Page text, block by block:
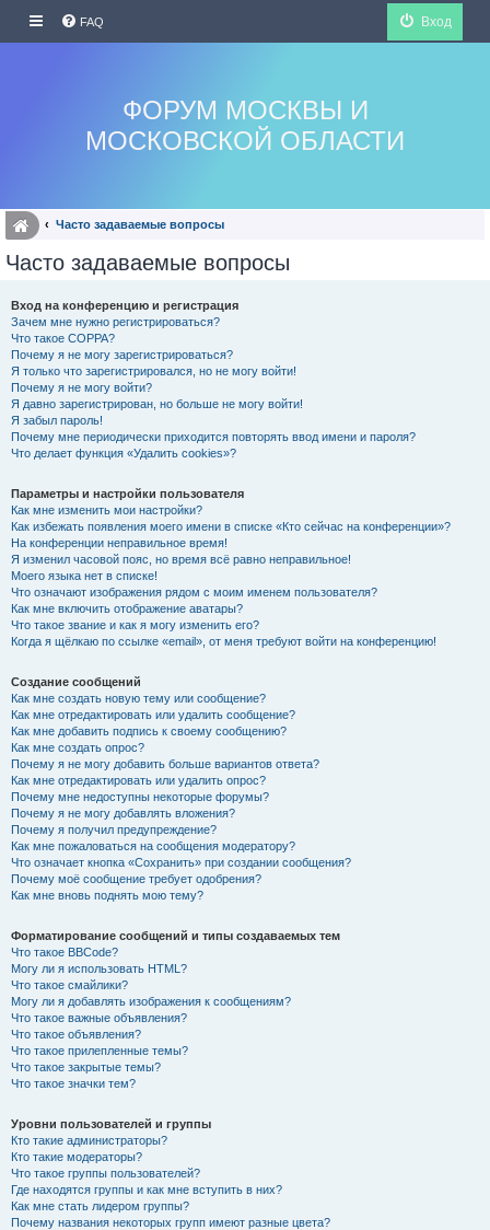
FAQ Вход
ФОРУМ МОСКВЫ И
МОСКОВСКОЙ ОБЛАСТИ
Часто задаваемые вопросы
Часто задаваемые вопросы
Вход на конференцию и регистрация
Зачем мне нужно регистрироваться?
Что такое COPPA?
Почему я не могу зарегистрироваться?
Я только что зарегистрировался, но не могу войти!
Почему я не могу войти?
Я давно зарегистрирован, но больше не могу войти!
Я забыл пароль!
Почему мне периодически приходится повторять ввод имени и пароля?
Что делает функция «Удалить cookies»?
Параметры и настройки пользователя
Как мне изменить мои настройки?
Как избежать появления моего имени в списке «Кто сейчас на конференции»?
На конференции неправильное время!
Я изменил часовой пояс, но время всё равно неправильное!
Моего языка нет в списке!
Что означают изображения рядом с моим именем пользователя?
Как мне включить отображение аватары?
Что такое звание и как я могу изменить его?
Когда я щёлкаю по ссылке «email», от меня требуют войти на конференцию!
Создание сообщений
Как мне создать новую тему или сообщение?
Как мне отредактировать или удалить сообщение?
Как мне добавить подпись к своему сообщению?
Как мне создать опрос?
Почему я не могу добавить больше вариантов ответа?
Как мне отредактировать или удалить опрос?
Почему мне недоступны некоторые форумы?
Почему я не могу добавлять вложения?
Почему я получил предупреждение?
Как мне пожаловаться на сообщения модератору?
Что означает кнопка «Сохранить» при создании сообщения?
Почему моё сообщение требует одобрения?
Как мне вновь поднять мою тему?
Форматирование сообщений и типы создаваемых тем
Что такое BBCode?
Могу ли я использовать HTML?
Что такое смайлики?
Могу ли я добавлять изображения к сообщениям?
Что такое важные объявления?
Что такое объявления?
Что такое прилепленные темы?
Что такое закрытые темы?
Что такое значки тем?
Уровни пользователей и группы
Кто такие администраторы?
Кто такие модераторы?
Что такое группы пользователей?
Где находятся группы и как мне вступить в них?
Как мне стать лидером группы?
Почему названия некоторых групп имеют разные цвета?